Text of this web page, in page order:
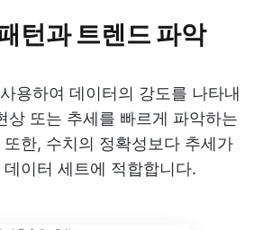
턴과 트렌드 파악
용하여 데이터의 강도를 나타내
상 또는 추세를 빠르게 파악하는
한, 수치의 정확성보다 추세가
이터 세트에 적합합니다.